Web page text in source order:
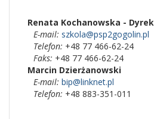
Renata Kochanowska -
E-mail: szkola@psp2gogolin.pl
Telefon: +48 77 466-62-24
Faks: +48 77 466-62-24
Marcin Dzierżanowski
E-mail: bip@linknet.pl
Telefon: +48 883-351-011